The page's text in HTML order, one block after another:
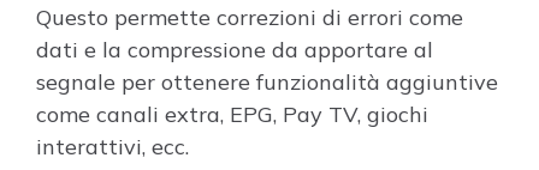
Questo permette correzioni di errori come
dati e la compressione da apportare al
segnale per ottenere funzionalità aggiuntive
come canali extra, EPG, Pay TV, giochi
interattivi, ecc.